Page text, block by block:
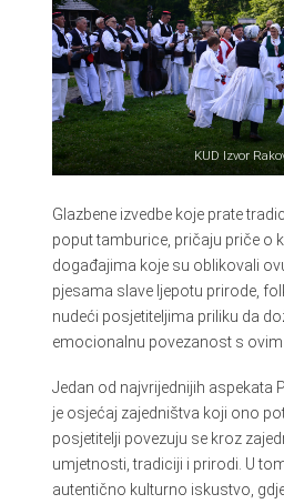
KUD Izvor
Glazbene izvedbe koje prate
poput tamburice, pričaju priče o
događajima koje su oblikovali
pjesama slave ljepotu prirode,
nudeći posjetiteljima priliku da
emocionalnu povezanost s
Jedan od najvrijednijih aspekata
je osjećaj zajedništva koji ono
posjetitelji povezuju se kroz
umjetnosti, tradiciji i prirodi. U
autentično kulturno iskustvo,